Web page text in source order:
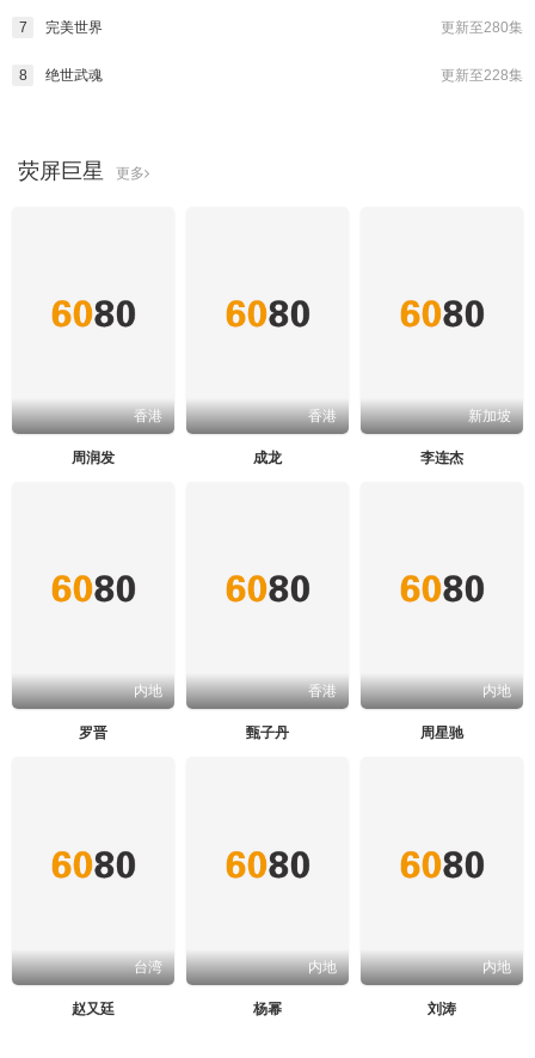
更新至280集
7 完美世界
更新至228集
8 绝世武魂
荧屏巨星 更多
香港
周润发
香港
成龙
新加坡
李连杰
内地
罗晋
香港
甄子丹
内地
周星驰
台湾
赵又廷
内地
杨幂
内地
刘涛